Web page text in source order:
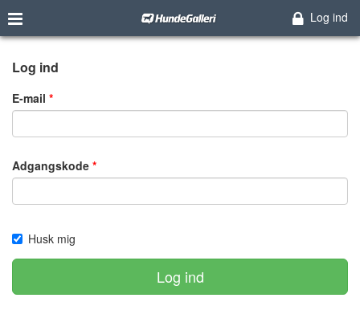
Log ind
Log ind
E-mail
Adgangskode
Husk mig
Log ind